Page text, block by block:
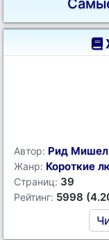
Автор: Рид
Жанр: Короткие
Страниц: 39
Рейтинг: 5998